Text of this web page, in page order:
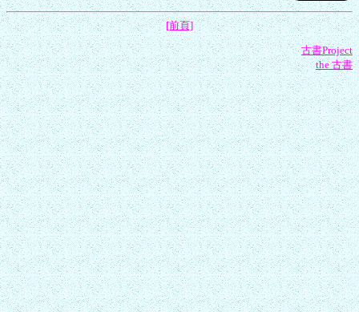
[前頁]
古書Project
the 古書